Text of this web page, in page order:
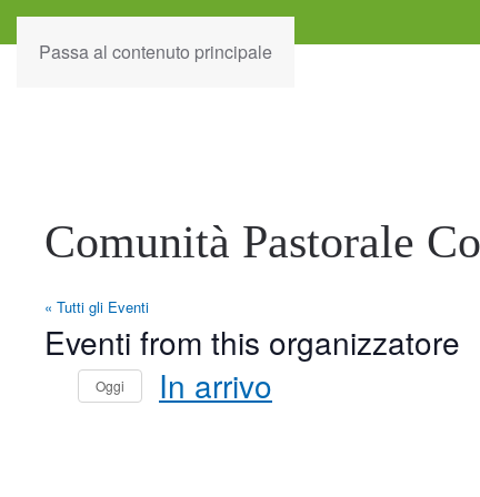
Passa al contenuto principale
Comunità Pastorale
« Tutti gli Eventi
Eventi from this organizzatore
Oggi In arrivo